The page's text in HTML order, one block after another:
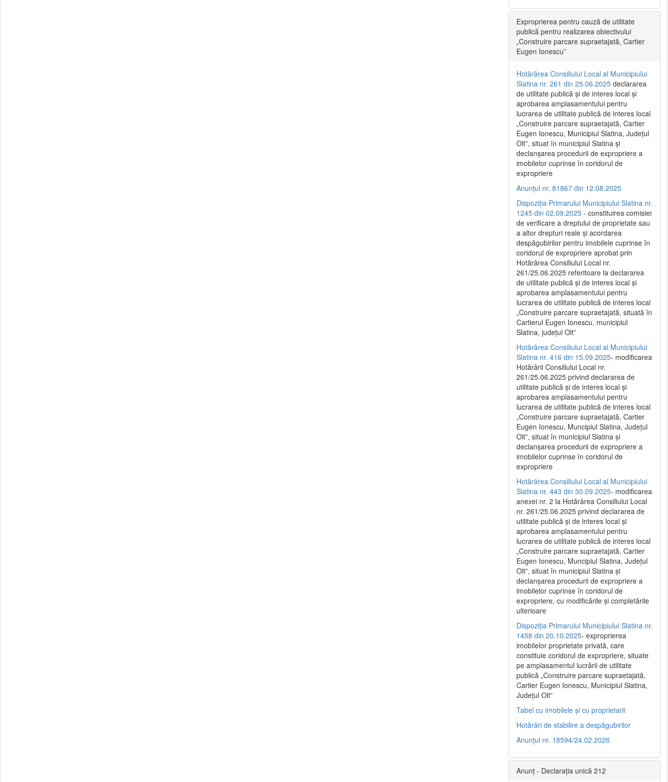
Exproprierea pentru cauză de utilitate
publică pentru realizarea obiectivului
„Construire parcare supraetajată, Cartier
Eugen Ionescu”
Hotărârea Consiliului Local al Municipiului
Slatina nr. 261 din 25.06.2025 declararea
de utilitate publică și de interes local și
aprobarea amplasamentului pentru
lucrarea de utilitate publică de interes local
„Construire parcare supraetajată, Cartier
Eugen Ionescu, Municipiul Slatina, Județul
Olt”, situat în municipiul Slatina și
declanșarea procedurii de expropriere a
imobilelor cuprinse în coridorul de
expropriere
Anunțul nr. 81867 din 12.08.2025
Dispoziția Primarului Municipiului Slatina nr.
1245 din 02.09.2025 - constituirea comisiei
de verificare a dreptului de proprietate sau
a altor drepturi reale și acordarea
despăgubirilor pentru imobilele cuprinse în
coridorul de expropriere aprobat prin
Hotărârea Consiliului Local nr.
261/25.06.2025 referitoare la declararea
de utilitate publică și de interes local și
aprobarea amplasamentului pentru
lucrarea de utilitate publică de interes local
„Construire parcare supraetajată, situată în
Cartierul Eugen Ionescu, municipiul
Slatina, județul Olt”
Hotărârea Consiliului Local al Municipiului
Slatina nr. 416 din 15.09.2025- modificarea
Hotărârii Consiliului Local nr.
261/25.06.2025 privind declararea de
utilitate publică și de interes local și
aprobarea amplasamentului pentru
lucrarea de utilitate publică de interes local
„Construire parcare supraetajată, Cartier
Eugen Ionescu, Muncipiul Slatina, Județul
Olt”, situat în municipiul Slatina și
declanșarea procedurii de expropriere a
imobilelor cuprinse în coridorul de
expropriere
Hotărârea Consiliului Local al Municipiului
Slatina nr. 443 din 30.09.2025- modificarea
anexei nr. 2 la Hotărârea Consiliului Local
nr. 261/25.06.2025 privind declararea de
utilitate publică şi de interes local şi
aprobarea amplasamentului pentru
lucrarea de utilitate publică de interes local
„Construire parcare supraetajată, Cartier
Eugen Ionescu, Muncipiul Slatina, Judeţul
Olt”, situat în municipiul Slatina şi
declanşarea procedurii de expropriere a
imobilelor cuprinse în coridorul de
expropriere, cu modificările şi completările
ulterioare
Dispoziția Primarului Municipiului Slatina nr.
1458 din 20.10.2025- exproprierea
imobilelor proprietate privată, care
constituie coridorul de expropriere, situate
pe amplasamentul lucrării de utilitate
publică „Construire parcare supraetajată,
Cartier Eugen Ionescu, Municipiul Slatina,
Județul Olt”
Tabel cu imobilele și cu proprietarii
Hotărâri de stabilire a despăgubirilor
Anunțul nr. 18594/24.02.2026
Anunț - Declarația unică 212